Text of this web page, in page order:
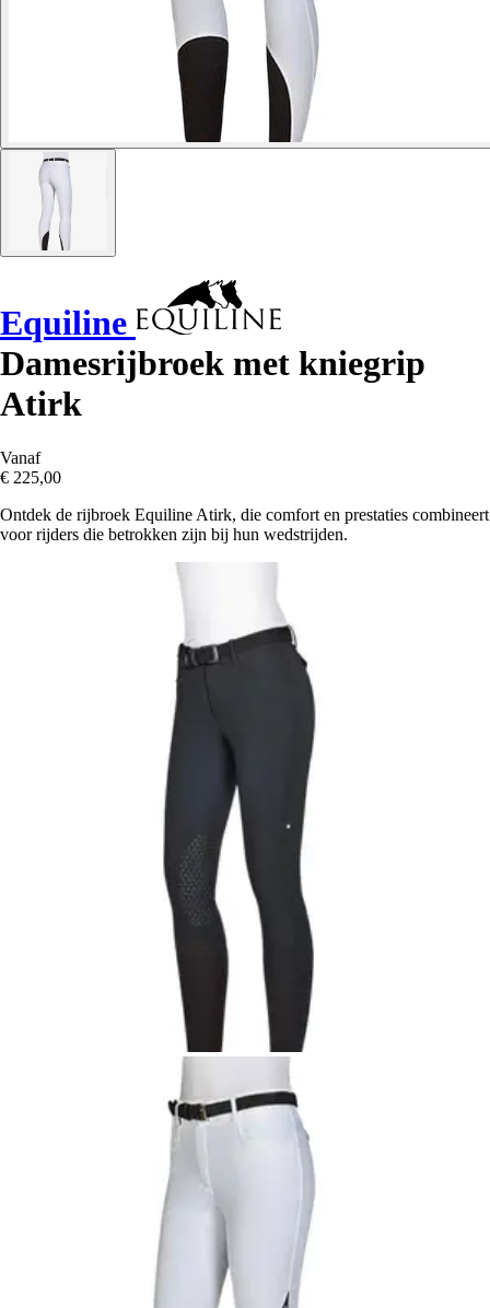
Equiline
Damesrijbroek met kniegrip
Atirk
Vanaf
€ 225,00
Ontdek de rijbroek Equiline Atirk, die comfort en prestaties combineert
voor rijders die betrokken zijn bij hun wedstrijden.